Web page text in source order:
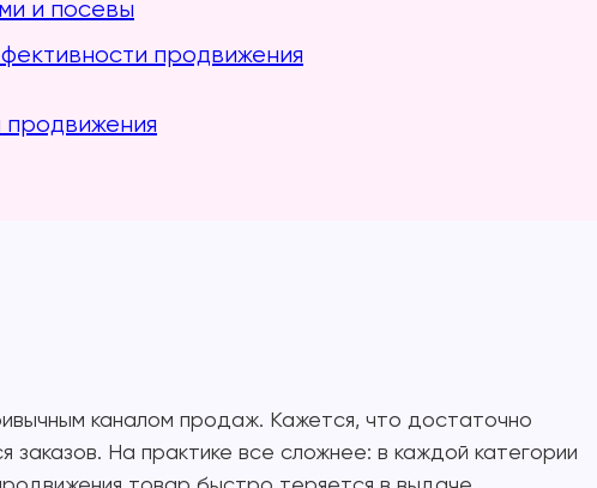
и посевы
продвижения
продвижения
каналом продаж. Кажется, что достаточно
заказов. На практике все сложнее: в каждой категории